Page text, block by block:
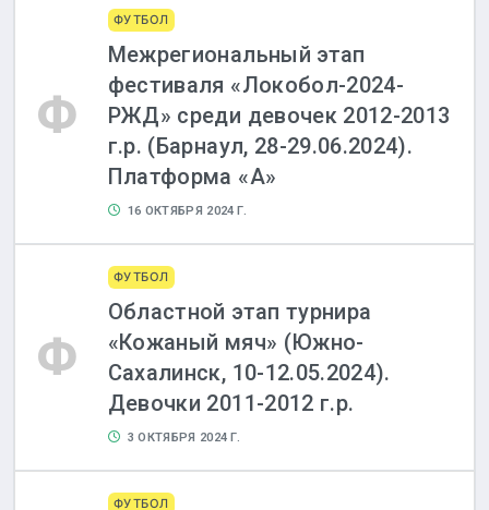
Ф
ФУТБОЛ
Межрегиональный этап
фестиваля «Локобол-2024-
РЖД» среди девочек 2012-2013
г.р. (Барнаул, 28-29.06.2024).
Платформа «А»
16 ОКТЯБРЯ 2024 Г.
Ф
ФУТБОЛ
Областной этап турнира
«Кожаный мяч» (Южно-
Сахалинск, 10-12.05.2024).
Девочки 2011-2012 г.р.
3 ОКТЯБРЯ 2024 Г.
ФУТБОЛ